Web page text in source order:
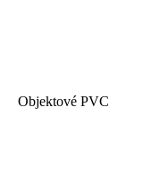
Objektové PVC